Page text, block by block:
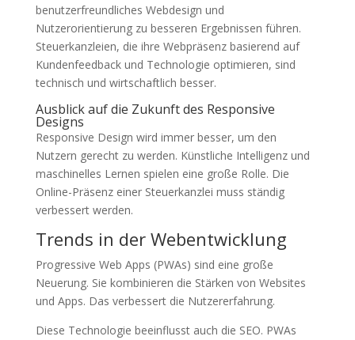
benutzerfreundliches Webdesign und
Nutzerorientierung zu besseren Ergebnissen führen.
Steuerkanzleien, die ihre Webpräsenz basierend auf
Kundenfeedback und Technologie optimieren, sind
technisch und wirtschaftlich besser.
Ausblick auf die Zukunft des Responsive
Designs
Responsive Design wird immer besser, um den
Nutzern gerecht zu werden. Künstliche Intelligenz und
maschinelles Lernen spielen eine große Rolle. Die
Online-Präsenz einer Steuerkanzlei muss ständig
verbessert werden.
Trends in der Webentwicklung
Progressive Web Apps (PWAs) sind eine große
Neuerung. Sie kombinieren die Stärken von Websites
und Apps. Das verbessert die Nutzererfahrung.
Diese Technologie beeinflusst auch die SEO. PWAs